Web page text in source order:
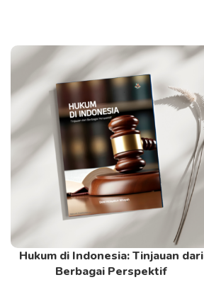
Read More
Hukum di Indonesia: Tinjauan dari
Berbagai Perspektif